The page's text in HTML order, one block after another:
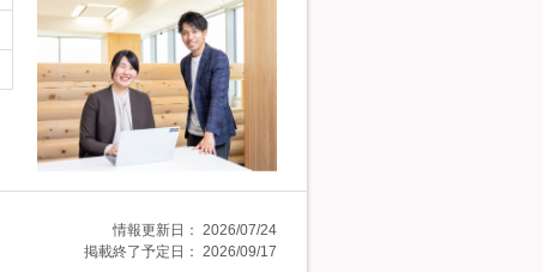
情報更新日： 2026/07/24
掲載終了予定日： 2026/09/17